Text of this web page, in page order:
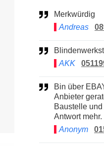
Merkwürdig
Andreas
AKK
Bin über EBAY Kleinanzeigen an den
Anbieter
Baustelle
Antwort mehr.
Anonym